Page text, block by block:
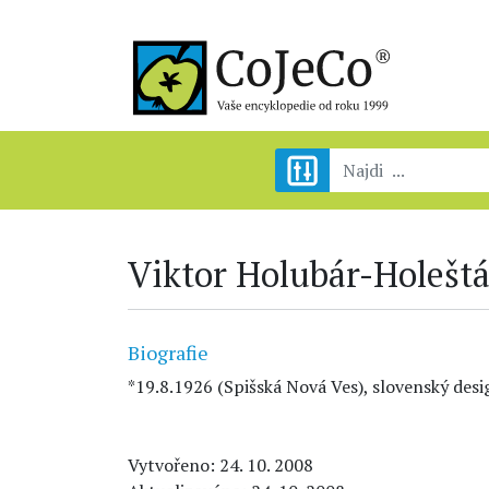
Viktor Holubár-
Biografie
*19.8.1926 (Spišská Nová Ves), slovenský
Vytvořeno: 24. 10. 2008